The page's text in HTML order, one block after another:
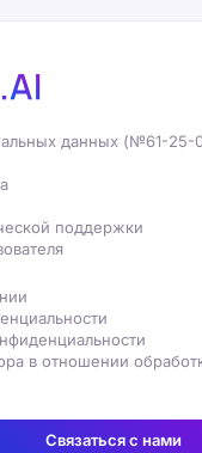
данных (№61-25-
поддержки
в отношении
Связаться с нами